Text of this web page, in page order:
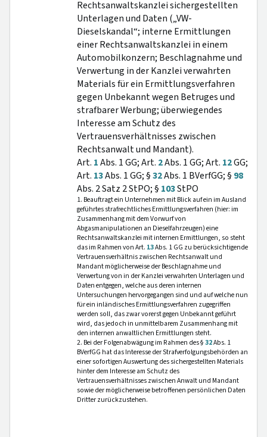
Rechtsanwaltskanzlei sichergestellten
Unterlagen und Daten („VW-
Dieselskandal“; interne Ermittlungen
einer Rechtsanwaltskanzlei in einem
Automobilkonzern; Beschlagnahme und
Verwertung in der Kanzlei verwahrten
Materials für ein Ermittlungsverfahren
gegen Unbekannt wegen Betruges und
strafbarer Werbung; überwiegendes
Interesse am Schutz des
Vertrauensverhältnisses zwischen
Rechtsanwalt und Mandant).
Art. 1Abs. 1 GG; Art. 2Abs. 1 GG; Art. 12GG;
Art. 13Abs. 1 GG; §32Abs. 1 BVerfGG; § 98
Abs. 2 Satz 2 StPO; § 103StPO
1. Beauftragt ein Unternehmen mit Blick auf ein im Ausland
geführtes strafrechtliches Ermittlungsverfahren (hier: im
Zusammenhang mit dem Vorwurf von
Abgasmanipulationen an Dieselfahrzeugen) eine
Rechtsanwaltskanzlei mit internen Ermittlungen, so steht
das im Rahmen von Art. 13Abs. 1 GG zu berücksichtigende
Vertrauensverhältnis zwischen Rechtsanwalt und
Mandant möglicherweise der Beschlagnahme und
Verwertung von in der Kanzlei verwahrten Unterlagen und
Daten entgegen, welche aus deren internen
Untersuchungen hervorgegangen sind und auf welche nun
für ein inländisches Ermittlungsverfahren zugegriffen
werden soll, das zwar vorerst gegen Unbekannt geführt
wird, das jedoch in unmittelbarem Zusammenhang mit
den internen anwaltlichen Ermittlungen steht.
2. Bei der Folgenabwägung im Rahmen des §32Abs. 1
BVerfGG hat das Interesse der Strafverfolgungsbehörden an
einer sofortigen Auswertung des sichergestellten Materials
hinter dem Interesse am Schutz des
Vertrauensverhältnisses zwischen Anwalt und Mandant
sowie der möglicherweise betroffenen persönlichen Daten
Dritter zurückzustehen.